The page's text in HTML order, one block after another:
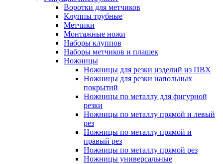
Воротки для метчиков
Клуппы трубные
Метчики
Монтажные ножи
Наборы клуппов
Наборы метчиков и плашек
Ножницы
Ножницы для резки изделий из ПВХ
Ножницы для резки напольных
покрытий
Ножницы по металлу для фигурной
резки
Ножницы по металлу прямой и левый
рез
Ножницы по металлу прямой и
правый рез
Ножницы по металлу прямой рез
Ножницы универсальные